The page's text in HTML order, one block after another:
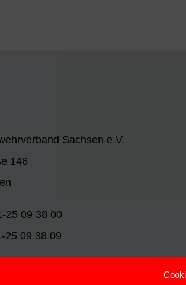
Sachsen e.V.
146
25 09 38 00
25 09 38 09